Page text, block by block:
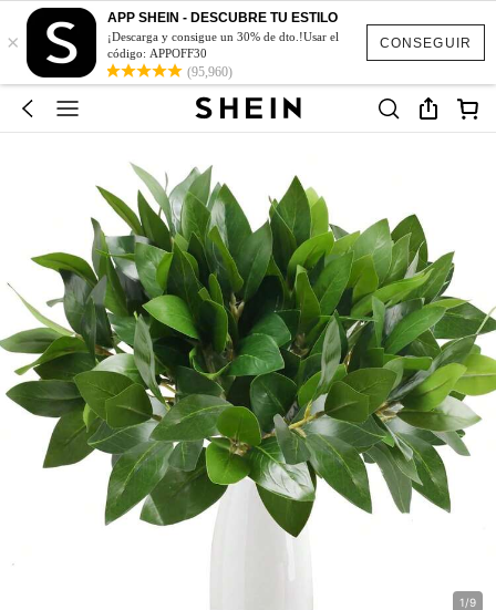
CONSEGUIR
×
APP SHEIN - DESCUBRE TU ESTILO
¡Descarga y consigue un 30% de dto.!Usar el
código: APPOFF30
(95,960)
1/9